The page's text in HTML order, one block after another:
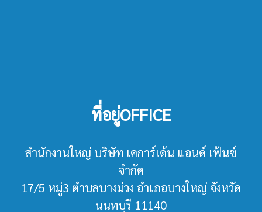
ที่อยู่OFFICE
สำนักงานใหญ่ บริษัท เคการ์เด้น แอนด์ เฟ้นซ์
จำกัด
17/5 หมู่3 ตำบลบางม่วง อำเภอบางใหญ่ จังหวัด
นนทบุรี 11140